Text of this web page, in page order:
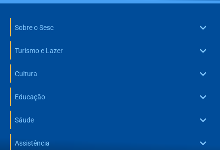
Sobre o Sesc
Turismo e Lazer
Cultura
Educação
Sáude
Assistência